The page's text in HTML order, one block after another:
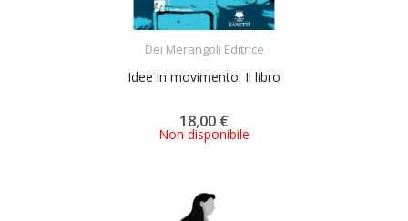
Dei Merangoli Editrice
Idee in movimento. Il libro
18,00 €
Non disponibile